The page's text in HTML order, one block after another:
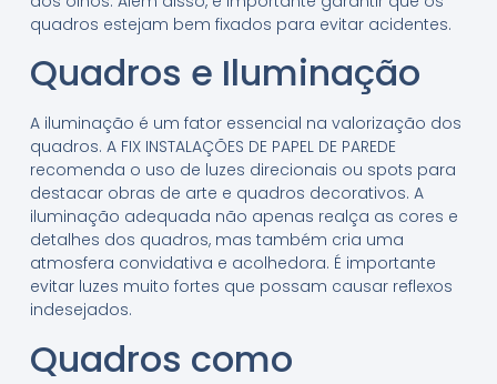
quadros estejam bem fixados para evitar acidentes.
Quadros e Iluminação
A iluminação é um fator essencial na valorização dos
quadros. A FIX INSTALAÇÕES DE PAPEL DE PAREDE
recomenda o uso de luzes direcionais ou spots para
destacar obras de arte e quadros decorativos. A
iluminação adequada não apenas realça as cores e
detalhes dos quadros, mas também cria uma
atmosfera convidativa e acolhedora. É importante
evitar luzes muito fortes que possam causar reflexos
indesejados.
Quadros como